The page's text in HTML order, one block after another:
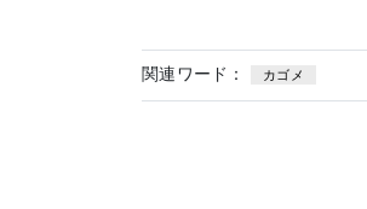
関連ワード： カゴメ